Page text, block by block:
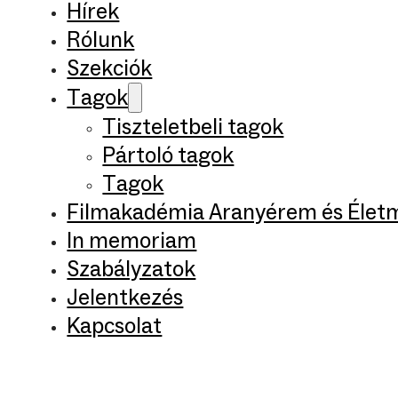
Hírek
Rólunk
Szekciók
Tagok
Tiszteletbeli tagok
Pártoló tagok
Tagok
Filmakadémia Aranyérem és
In memoriam
Szabályzatok
Jelentkezés
Kapcsolat